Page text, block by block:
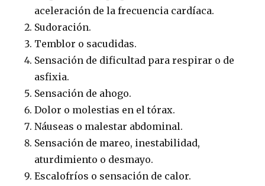
aceleración de la frecuencia cardíaca.
Sudoración.
Temblor o sacudidas.
Sensación de dificultad para respirar o de
asfixia.
Sensación de ahogo.
Dolor o molestias en el tórax.
Náuseas o malestar abdominal.
Sensación de mareo, inestabilidad,
aturdimiento o desmayo.
Escalofríos o sensación de calor.